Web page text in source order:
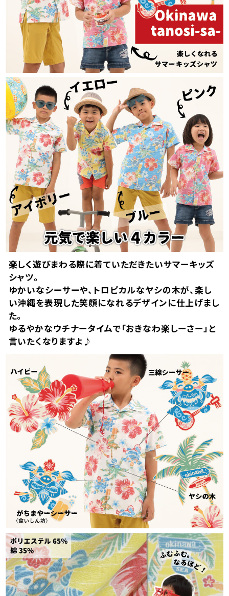
楽しく遊びまわる際に着ていただきたいサマーキッズ
シャツ。
ゆかいなシーサーや、トロピカルなヤシの木が、楽し
い沖縄を表現した笑顔になれるデザインに仕上げまし
た。
ゆるやかなウチナータイムで「おきなわ楽しーさー」と
言いたくなりますよ♪